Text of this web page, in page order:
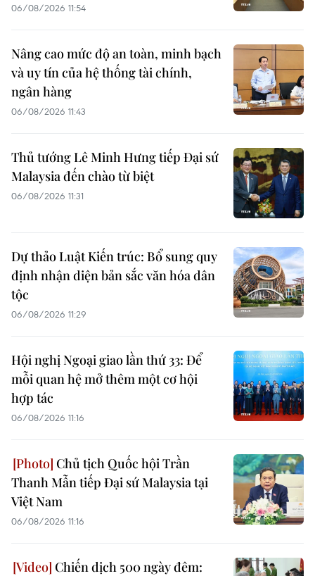
06/08/2026 11:54
Nâng cao mức độ an toàn, minh bạch
và uy tín của hệ thống tài chính,
ngân hàng
06/08/2026 11:43
Thủ tướng Lê Minh Hưng tiếp Đại sứ
Malaysia đến chào từ biệt
06/08/2026 11:31
Dự thảo Luật Kiến trúc: Bổ sung quy
định nhận diện bản sắc văn hóa dân
tộc
06/08/2026 11:29
Hội nghị Ngoại giao lần thứ 33: Để
mỗi quan hệ mở thêm một cơ hội
hợp tác
06/08/2026 11:16
Chủ tịch Quốc hội Trần
Thanh Mẫn tiếp Đại sứ Malaysia tại
Việt Nam
06/08/2026 11:16
Chiến dịch 500 ngày đêm: